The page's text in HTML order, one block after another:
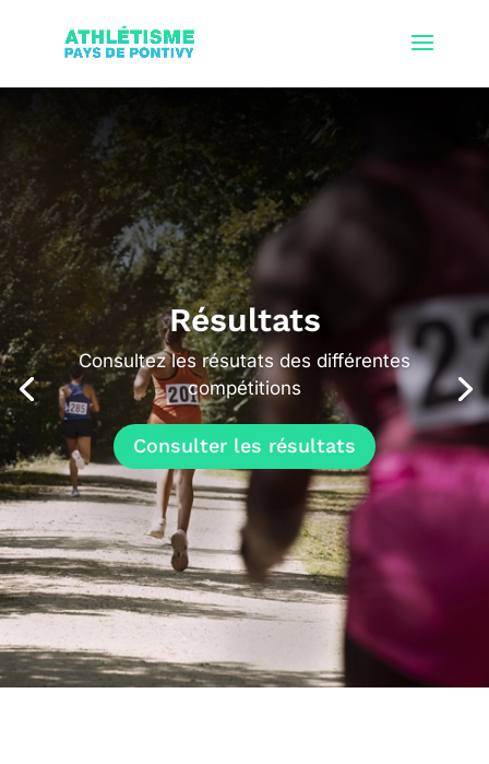
Résultats
Consultez les résutats des différentes
compétitions
Consulter les résultats